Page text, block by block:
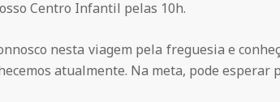
Centro Infantil pelas 10h.
nesta viagem pela freguesia e
atualmente. Na meta, pode